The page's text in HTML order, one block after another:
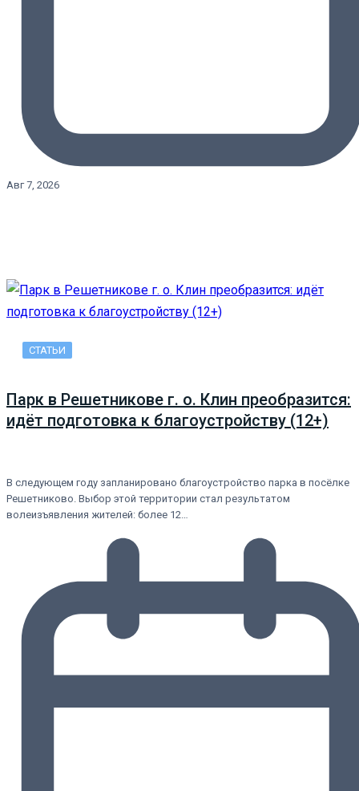
Авг 7, 2026
СТАТЬИ
Парк в Решетникове г. о. Клин преобразится:
идёт подготовка к благоустройству (12+)
В следующем году запланировано благоустройство парка в посёлке
Решетниково. Выбор этой территории стал результатом
волеизъявления жителей: более 12…